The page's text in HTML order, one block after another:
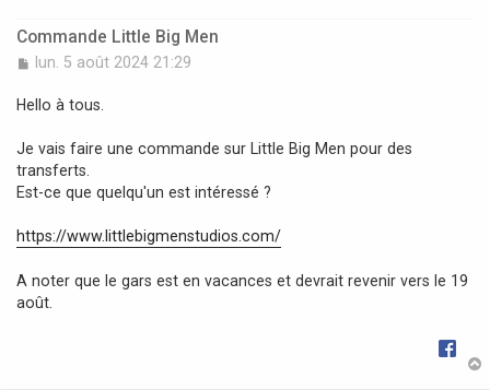
Commande Little Big Men
M
s
g
e
lun. 5 août 2024 21:29
Hello à tous.
Je vais faire une commande sur Little Big Men pour des
transferts.
Est-ce que quelqu'un est intéressé ?
https://www.littlebigmenstudios.com/
A noter que le gars est en vacances et devrait revenir vers le 19
août.